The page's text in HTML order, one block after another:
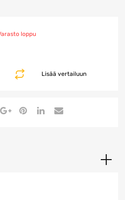
loppu
Lisää vertailuun